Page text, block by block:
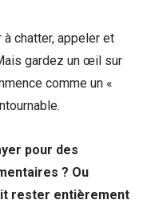
à chatter, appeler et
gardez un œil sur
comme un «
pour des
? Ou
rester entièrement